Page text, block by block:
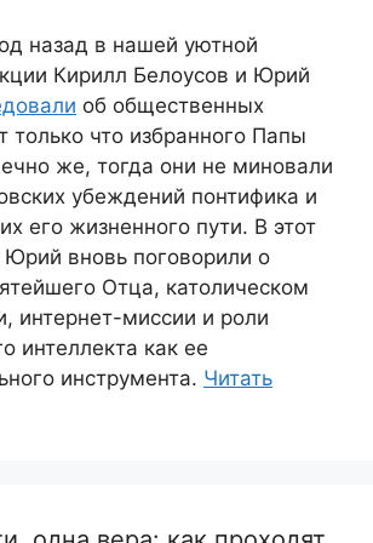
назад в нашей уютной
Кирилл Белоусов и Юрий
об общественных
только что избранного Папы
же, тогда они не миновали
убеждений понтифика и
его жизненного пути. В этот
Юрий вновь поговорили о
Отца, католическом
интернет-миссии и роли
интеллекта как ее
инструмента. Читать